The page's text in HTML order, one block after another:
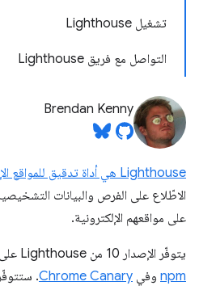
تشغيل Lighthouse
التواصل مع فريق Lighthouse
Brendan Kenny
Lighthouse هي أداة تدقيق للمواقع الإلكترونية
الاطّلاع على الفرص والبيانات
على مواقعهم الإلكترونية.
يتوفّر الإصدار 10 من Lighthouse على الفور في
npm وفي Chrome Canary
.